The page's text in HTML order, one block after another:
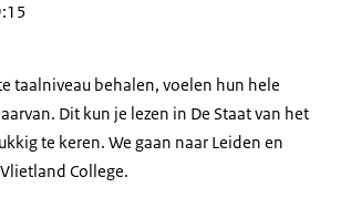
taalniveau behalen, voelen hun hele
Dit kun je lezen in De Staat van het
te keren. We gaan naar Leiden en
College.